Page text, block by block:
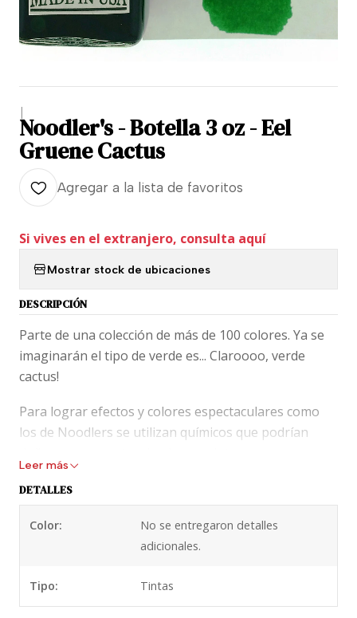
|
Noodler's - Botella 3 oz - Eel
Gruene Cactus
Agregar a la lista de favoritos
Si vives en el extranjero, consulta aquí
Mostrar stock de ubicaciones
DESCRIPCIÓN
Parte de una colección de más de 100 colores. Ya se
imaginarán el tipo de verde es... Claroooo, verde
cactus!
Para lograr efectos y colores espectaculares como
los de Noodlers se utilizan químicos que podrían
Recomendamos el aseo adecuado de tu pluma (lavar
una vez al mes) y uso constante de tu pluma cargada
Leer más
DETALLES
Color:
No se entregaron detalles
adicionales.
Tipo: Tintas